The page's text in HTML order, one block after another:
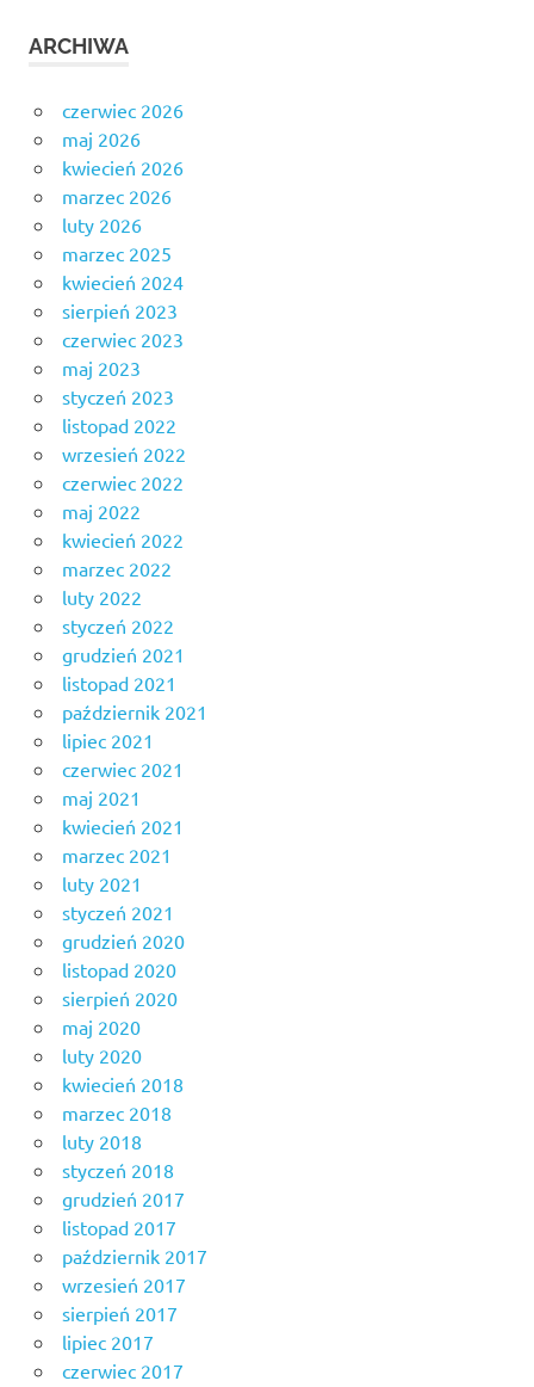
ARCHIWA
czerwiec 2026
maj 2026
kwiecień 2026
marzec 2026
luty 2026
marzec 2025
kwiecień 2024
sierpień 2023
czerwiec 2023
maj 2023
styczeń 2023
listopad 2022
wrzesień 2022
czerwiec 2022
maj 2022
kwiecień 2022
marzec 2022
luty 2022
styczeń 2022
grudzień 2021
listopad 2021
październik 2021
lipiec 2021
czerwiec 2021
maj 2021
kwiecień 2021
marzec 2021
luty 2021
styczeń 2021
grudzień 2020
listopad 2020
sierpień 2020
maj 2020
luty 2020
kwiecień 2018
marzec 2018
luty 2018
styczeń 2018
grudzień 2017
listopad 2017
październik 2017
wrzesień 2017
sierpień 2017
lipiec 2017
czerwiec 2017